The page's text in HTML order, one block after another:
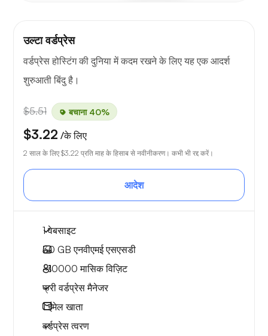
उल्टा वर्डप्रेस
वर्डप्रेस होस्टिंग की दुनिया में कदम रखने के लिए यह एक आदर्श
शुरुआती बिंदु है।
$5.51 बचाना 40%
$3.22 /के लिए
2 साल के लिए $3.22 प्रति माह के हिसाब से नवीनीकरण। कभी भी रद्द करें।
आदेश
1 वेबसाइट
30 GB एनवीएमई एसएसडी
~10000 मासिक विज़िट
फ्री वर्डप्रेस मैनेजर
1ईमेल खाता
वर्डप्रेस त्वरण